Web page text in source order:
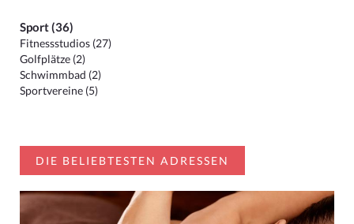
Sport (36)
Fitnessstudios (27)
Golfplätze (2)
Schwimmbad (2)
Sportvereine (5)
DIE BELIEBTESTEN ADRESSEN